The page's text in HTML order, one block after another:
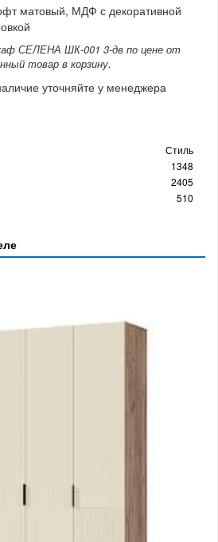
матовый, МДФ с декоративной
СЕЛЕНА ШК-001 3-дв по цене от
товар в корзину.
уточняйте у менеджера
Стиль
1348
2405
510